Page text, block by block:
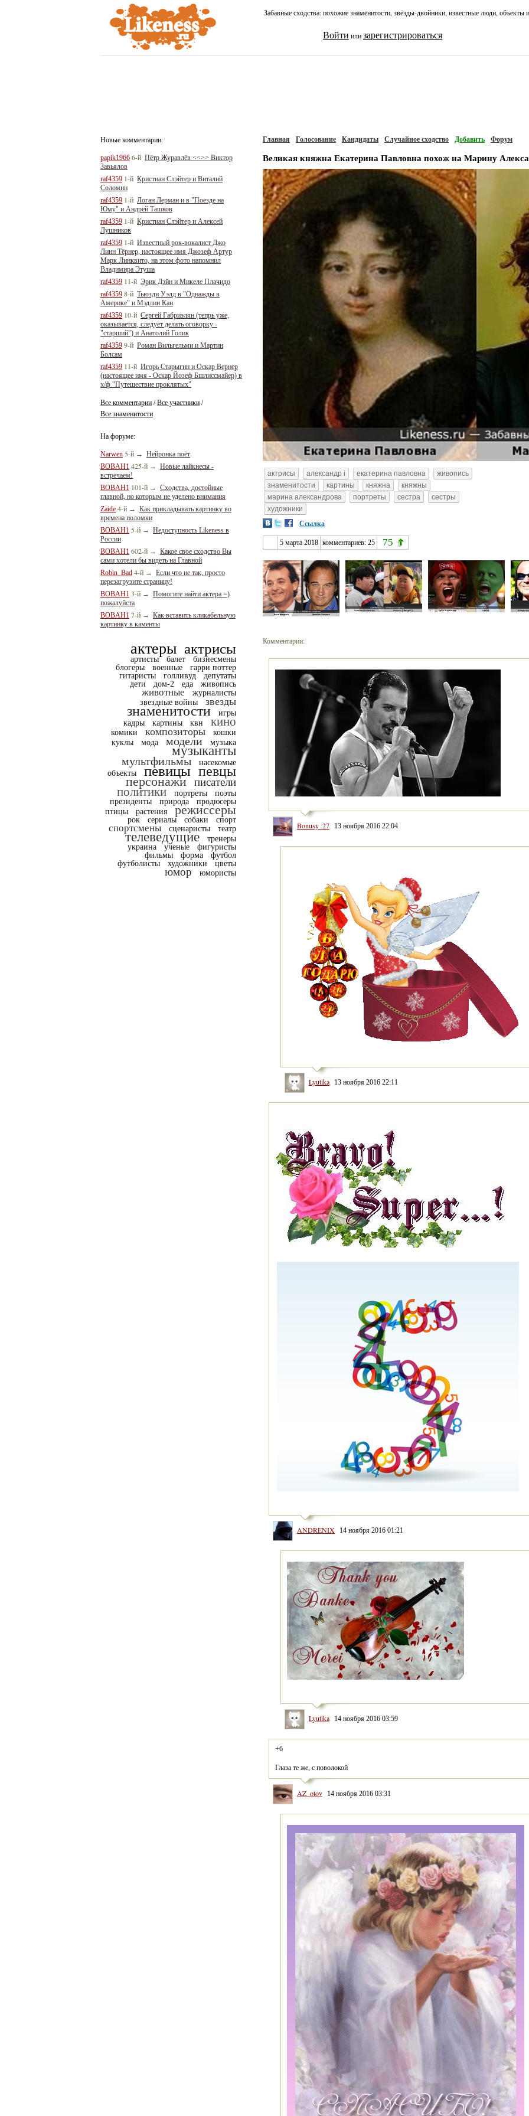
Забавные сходства: похожие знаменитости, звёзды-двойники, известные люди, объекты
Войти или зарегистрироваться
Новые комментарии:
papik1966 6-й Пётр Журавлёв <<>> Виктор
Завьялов
raf4359 1-й Кристиан Слэйтер и Виталий
Соломин
raf4359 1-й Логан Лерман и в "Поезде на
Юму" и Андрей Ташков
raf4359 1-й Кристиан Слэйтер и Алексей
Лушников
raf4359 1-й Известный рок-вокалист Джо
Линн Тёрнер, настоящее имя Джозеф Артур
Марк Линквито, на этом фото напомнил
Владимира Этуша
raf4359 11-й Эрик Дэйн и Микеле Плачидо
raf4359 8-й Тьюзди Уэлд в "Однажды в
Америке" и Мэдлин Кан
raf4359 10-й Сергей Габриэлян (тепрь уже,
оказывается, следует делать оговорку -
"старший") и Анатолий Голик
raf4359 9-й Роман Вильгельми и Мартин
Болсам
raf4359 11-й Игорь Старыгин и Оскар Вернер
(настоящее имя - Оскар Йозеф Бшлиссмайер) в
х/ф "Путешествие проклятых"
Все комментарии /Все участники /
Все знаменитости
На форуме:
Narwen 5-й → Нейронка поёт
BOBAH1 425-й → Новые лайкнесы -
встречаем!
BOBAH1 101-й → Сходства, достойные
главной, но которым не уделено внимания
Zaide 4-й → Как прикладывать картинку во
времена поломки
BOBAH1 5-й → Недоступность Likeness в
России
BOBAH1 602-й → Какое свое сходство Вы
сами хотели бы видеть на Главной
Robin_Bad 4-й → Если что не так, просто
перезагрузите страницу!
BOBAH1 3-й → Помогите найти актера =)
пожалуйста
BOBAH1 7-й → Как вставить кликабельную
картинку в каменты
актеры актрисы
артисты балет
бизнесмены
блогеры
военные
гарри поттер
гитаристы
голливуд
депутаты
дети
дом-2 еда живопись
животные
журналисты
звездные войны
звезды
знаменитости
игры
кадры
картины квн кино
комики композиторы
кошки
куклы
мода модели музыка
музыканты
мультфильмы
насекомые
объекты
певицы певцы
персонажи писатели
политики портреты
поэты
президенты
природа
продюсеры
птицы
растения режиссеры
рок сериалы собаки спорт
спортсмены сценаристы театр
телеведущие
тренеры
украина
ученые
фигуристы
фильмы
форма
футбол
футболисты
художники цветы
юмор юмористы
Главная Голосование Кандидаты Случайное сходство Добавить Форум
Великая княжна Екатерина Павловна похож на Марину
актрисы александр i екатерина павловна
живопись
знаменитости
картины княжна
княжны
марина александрова
портреты сестра
сестры
художники
Ссылка
5 марта 2018 комментариев: 25 75
Комментарии:
Bonusy_27 13 ноября 2016 22:04
Lyutika 13 ноября 2016 22:11
ANDRENIX 14 ноября 2016 01:21
Lyutika 14 ноября 2016 03:59
Глаза те же, с поволокой
AZ_otov 14 ноября 2016 03:31